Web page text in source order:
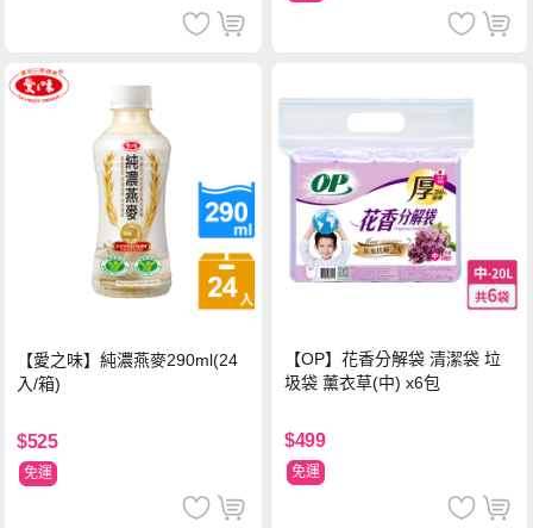
【愛之味】純濃燕麥290ml(24
入/箱)
$525
免運
【OP】花香分解袋 清潔袋 垃
圾袋 薰衣草(中) x6包
$499
免運